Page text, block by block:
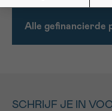
Alle gefinancierde
SCHRIJF JE IN